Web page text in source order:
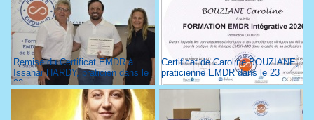
Remise du Certificat EMDR à
Issahar HARDY, praticien dans le
93
Certificat de Caroline BOUZIANE,
praticienne EMDR dans le 23